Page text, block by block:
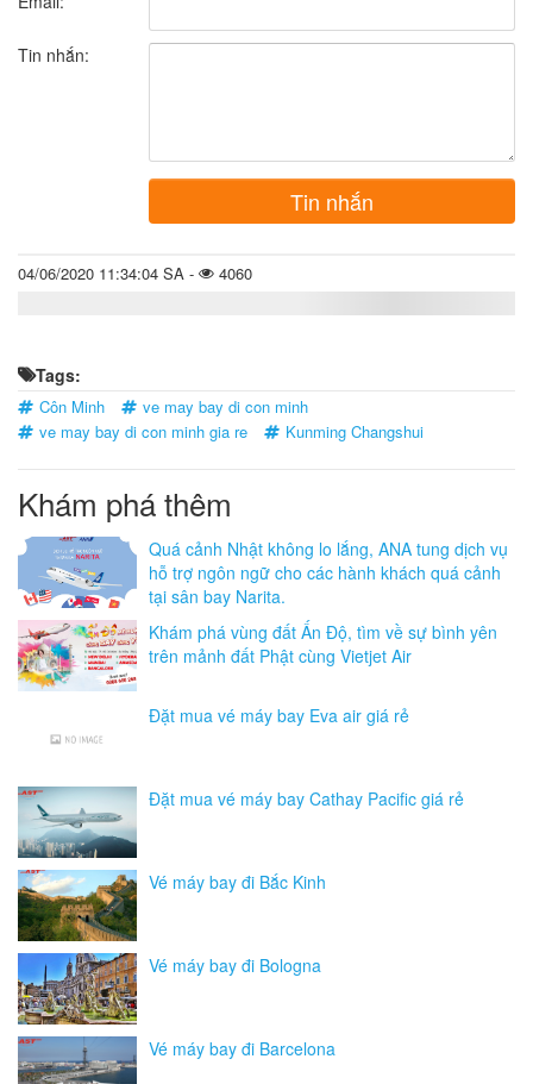
Tin nhắn:
Tin nhắn
04/06/2020 11:34:04 SA - 4060
Tags:
Côn Minh
ve may bay di con minh
ve may bay di con minh gia re
Kunming Changshui
Khám phá thêm
Quá cảnh Nhật không lo lắng, ANA tung dịch vụ
hỗ trợ ngôn ngữ cho các hành khách quá cảnh
tại sân bay Narita.
Khám phá vùng đất Ấn Độ, tìm về sự bình yên
trên mảnh đất Phật cùng Vietjet Air
Đặt mua vé máy bay Eva air giá rẻ
Đặt mua vé máy bay Cathay Pacific giá rẻ
Vé máy bay đi Bắc Kinh
Vé máy bay đi Bologna
Vé máy bay đi Barcelona